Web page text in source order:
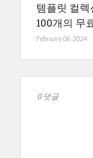
템플릿 컬
100개의 무
February 06, 2024
0 댓글